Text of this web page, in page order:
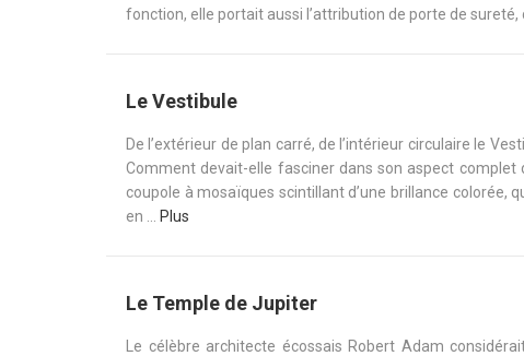
fonction, elle portait aussi l’attribution de porte de sureté,
Le Vestibule
De l’extérieur de plan carré, de l’intérieur circulaire le
Comment devait-elle fasciner dans son aspect complet
coupole à mosaïques scintillant d’une brillance colorée,
en ...
Plus
Le Temple de Jupiter
Le célèbre architecte écossais Robert Adam